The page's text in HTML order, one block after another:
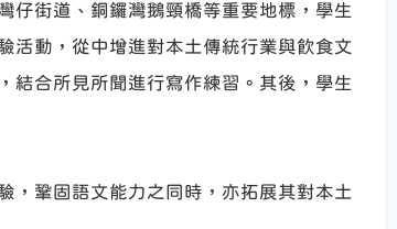
街道、銅鑼灣鵝頸橋等重要地標，學生
活動，從中增進對本土傳統行業與飲食文
結合所見所聞進行寫作練習。其後，學生
鞏固語文能力之同時，亦拓展其對本土